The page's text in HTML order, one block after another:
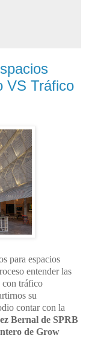
VS Tráfico
para espacios
entender las
con tráfico
su
contar con la
Bernal de SPRB
de Grow